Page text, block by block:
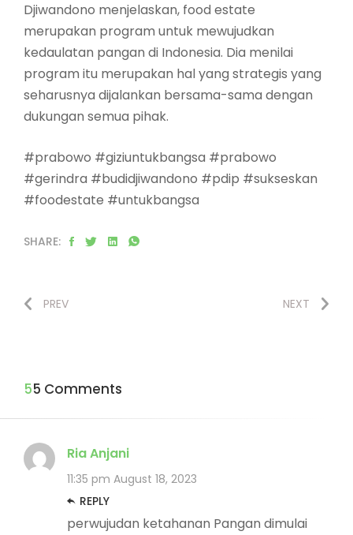
Djiwandono menjelaskan, food estate
merupakan program untuk mewujudkan
kedaulatan pangan di Indonesia. Dia menilai
program itu merupakan hal yang strategis yang
seharusnya dijalankan bersama-sama dengan
dukungan semua pihak.
#prabowo #giziuntukbangsa #prabowo
#gerindra #budidjiwandono #pdip #sukseskan
#foodestate #untukbangsa
SHARE:
PREV NEXT
55 Comments
Ria Anjani
11:35 pm August 18, 2023
REPLY
perwujudan ketahanan Pangan dimulai